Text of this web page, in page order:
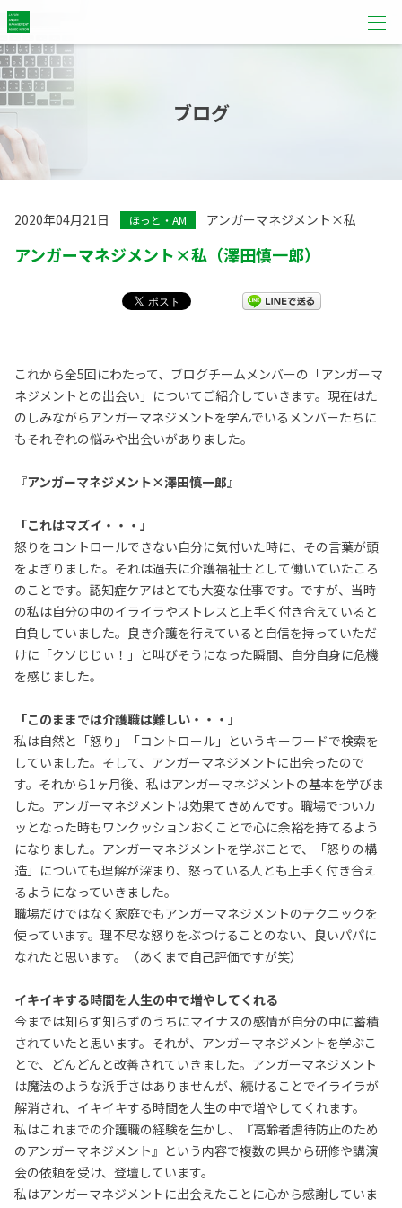
ブログ
2020年04月21日 ほっと・AM アンガーマネジメント×私
アンガーマネジメント×私（澤田慎一郎）
これから全5回にわたって、ブログチームメンバーの「アンガーマ
ネジメントとの出会い」についてご紹介していきます。現在はた
のしみながらアンガーマネジメントを学んでいるメンバーたちに
もそれぞれの悩みや出会いがありました。
『アンガーマネジメント×澤田慎一郎』
「これはマズイ・・・」
怒りをコントロールできない自分に気付いた時に、その言葉が頭
をよぎりました。それは過去に介護福祉士として働いていたころ
のことです。認知症ケアはとても大変な仕事です。ですが、当時
の私は自分の中のイライラやストレスと上手く付き合えていると
自負していました。良き介護を行えていると自信を持っていただ
けに「クソじじぃ！」と叫びそうになった瞬間、自分自身に危機
を感じました。
「このままでは介護職は難しい・・・」
私は自然と「怒り」「コントロール」というキーワードで検索を
していました。そして、アンガーマネジメントに出会ったので
す。それから1ヶ月後、私はアンガーマネジメントの基本を学びま
した。アンガーマネジメントは効果てきめんです。職場でついカ
ッとなった時もワンクッションおくことで心に余裕を持てるよう
になりました。アンガーマネジメントを学ぶことで、「怒りの構
造」についても理解が深まり、怒っている人とも上手く付き合え
るようになっていきました。
職場だけではなく家庭でもアンガーマネジメントのテクニックを
使っています。理不尽な怒りをぶつけることのない、良いパパに
なれたと思います。（あくまで自己評価ですが笑）
イキイキする時間を人生の中で増やしてくれる
今までは知らず知らずのうちにマイナスの感情が自分の中に蓄積
されていたと思います。それが、アンガーマネジメントを学ぶこ
とで、どんどんと改善されていきました。アンガーマネジメント
は魔法のような派手さはありませんが、続けることでイライラが
解消され、イキイキする時間を人生の中で増やしてくれます。
私はこれまでの介護職の経験を生かし、『高齢者虐待防止のため
のアンガーマネジメント』という内容で複数の県から研修や講演
会の依頼を受け、登壇しています。
私はアンガーマネジメントに出会えたことに心から感謝していま